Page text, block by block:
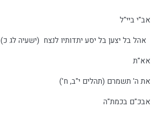
אב"י ביי"ל
אהל בל יצען בל יסע יתדותיו לנצח (ישעיה לג כ)
אא"ת
את ה' תשמרם (תהלים י"ב, ח')
אבכ"ם בכמת"ה